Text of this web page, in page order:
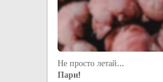
Не просто летай...
Пари!